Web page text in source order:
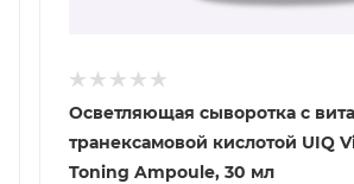
Осветляющая сыворотка с
транексамовой кислотой UIQ
Toning Ampoule, 30 мл